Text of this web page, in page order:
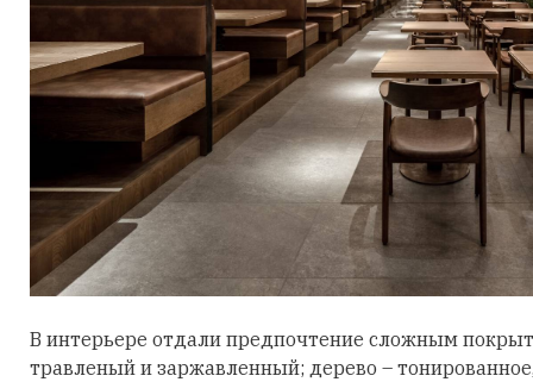
В интерьере отдали предпочтение сложным
травленый и заржавленный; дерево –